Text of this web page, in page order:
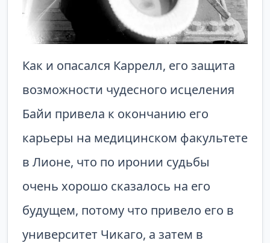
Как и опасался Каррелл, его защита
возможности чудесного исцеления
Байи привела к окончанию его
карьеры на медицинском факультете
в Лионе, что по иронии судьбы
очень хорошо сказалось на его
будущем, потому что привело его в
университет Чикаго, а затем в